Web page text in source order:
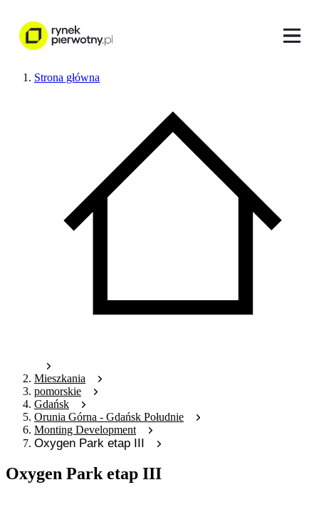
Strona główna
Mieszkania
pomorskie
Gdańsk
Orunia Górna - Gdańsk Południe
Monting Development
Oxygen Park etap III
Oxygen Park etap III